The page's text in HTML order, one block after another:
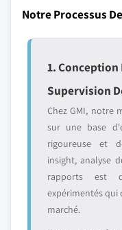
Notre Processus
1. Conception
Supervision
Chez GMI, notre
sur une base
rigoureuse et
insight, analyse
rapports est
expérimentés qui
marché.